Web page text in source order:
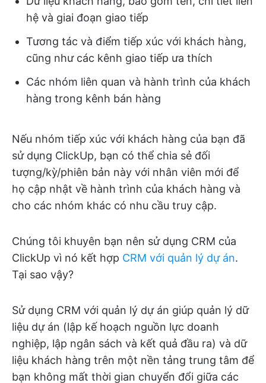
hệ và giai đoạn giao tiếp
Tương tác và điểm tiếp xúc với khách hàng,
cũng như các kênh giao tiếp ưa thích
Các nhóm liên quan và hành trình của khách
hàng trong kênh bán hàng
Nếu nhóm tiếp xúc với khách hàng của bạn đã
sử dụng ClickUp, bạn có thể chia sẻ đối
tượng/kỳ/phiên bản này với nhân viên mới để
họ cập nhật về hành trình của khách hàng và
cho các nhóm khác có nhu cầu truy cập.
Chúng tôi khuyên bạn nên sử dụng CRM của
ClickUp vì nó kết hợp CRM với quản lý dự án.
Tại sao vậy?
Sử dụng CRM với quản lý dự án giúp quản lý dữ
liệu dự án (lập kế hoạch nguồn lực doanh
nghiệp, lập ngân sách và kết quả đầu ra) và dữ
liệu khách hàng trên một nền tảng trung tâm để
bạn không mất thời gian chuyển đổi giữa các